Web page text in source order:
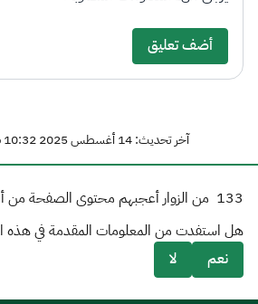
أضف تعليق
آخر تحديث: 14 أغسطس 2025 10:32 ص المملكة العربية السعودية
133 من الزوار أعجبهم محتوى الصفحة
هل استفدت من المعلومات المقدمة في هذه
نعم
لا